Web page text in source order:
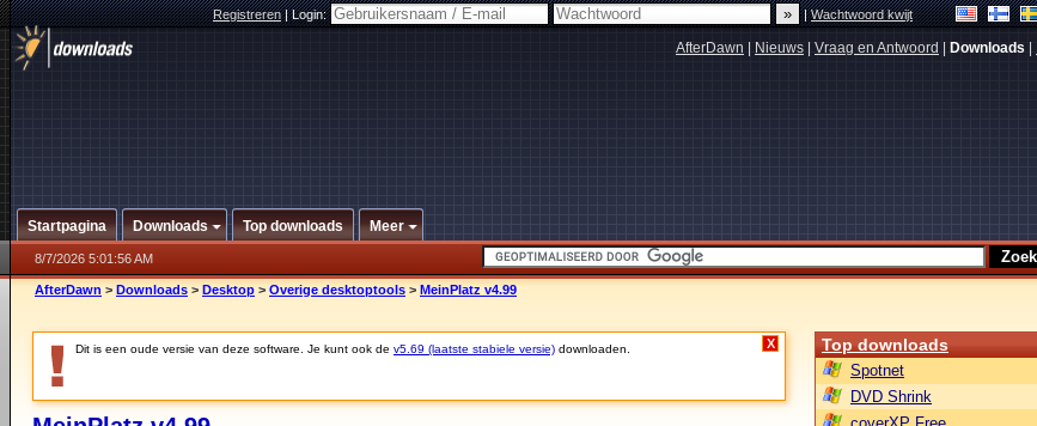
Registreren|Login: |Wachtwoord kwijt
AfterDawn Nieuws Vraag en Antwoord Downloads
Startpagina Downloads Top downloads Meer
8/7/2026 5:01:56 AM
AfterDawn > Downloads > Desktop > Overige desktoptools > MeinPlatz v4.99
Dit is een oude versie van deze software. Je kunt ook de v5.69 (laatste stabiele versie) downloaden. X Top downloads
Spotnet
DVD Shrink